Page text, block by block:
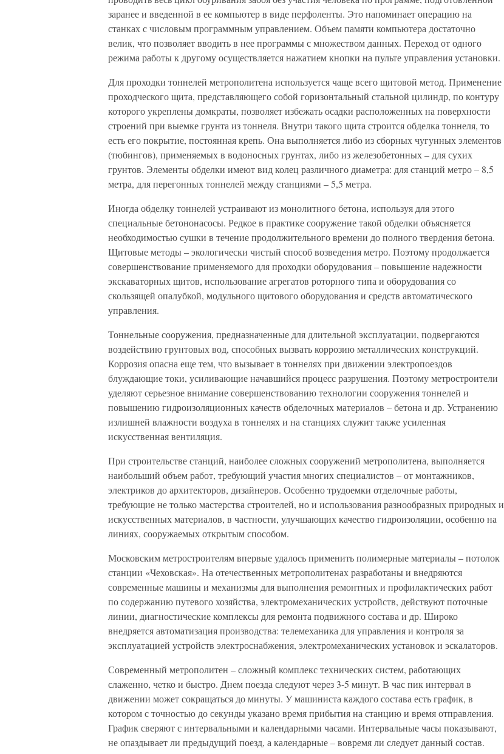
заранее и введенной в ее компьютер в виде перфоленты. Это напоминает операцию на
станках с числовым программным управлением. Объем памяти компьютера достаточно
велик, что позволяет вводить в нее программы с множеством данных. Переход от одного
режима работы к другому осуществляется нажатием кнопки на пульте управления установки.
Для проходки тоннелей метрополитена используется чаще всего щитовой метод. Применение
проходческого щита, представляющего собой горизонтальный стальной цилиндр, по контуру
которого укреплены домкраты, позволяет избежать осадки расположенных на поверхности
строений при выемке грунта из тоннеля. Внутри такого щита строится обделка тоннеля, то
есть его покрытие, постоянная крепь. Она выполняется либо из сборных чугунных элементов
(тюбингов), применяемых в водоносных грунтах, либо из железобетонных – для сухих
грунтов. Элементы обделки имеют вид колец различного диаметра: для станций метро – 8,5
метра, для перегонных тоннелей между станциями – 5,5 метра.
Иногда обделку тоннелей устраивают из монолитного бетона, используя для этого
специальные бетононасосы. Редкое в практике сооружение такой обделки объясняется
необходимостью сушки в течение продолжительного времени до полного твердения бетона.
Щитовые методы – экологически чистый способ возведения метро. Поэтому продолжается
совершенствование применяемого для проходки оборудования – повышение надежности
экскаваторных щитов, использование агрегатов роторного типа и оборудования со
скользящей опалубкой, модульного щитового оборудования и средств автоматического
управления.
Тоннельные сооружения, предназначенные для длительной эксплуатации, подвергаются
воздействию грунтовых вод, способных вызвать коррозию металлических конструкций.
Коррозия опасна еще тем, что вызывает в тоннелях при движении электропоездов
блуждающие токи, усиливающие начавшийся процесс разрушения. Поэтому метростроители
уделяют серьезное внимание совершенствованию технологии сооружения тоннелей и
повышению гидроизоляционных качеств обделочных материалов – бетона и др. Устранению
излишней влажности воздуха в тоннелях и на станциях служит также усиленная
искусственная вентиляция.
При строительстве станций, наиболее сложных сооружений метрополитена, выполняется
наибольший объем работ, требующий участия многих специалистов – от монтажников,
электриков до архитекторов, дизайнеров. Особенно трудоемки отделочные работы,
требующие не только мастерства строителей, но и использования разнообразных природных и
искусственных материалов, в частности, улучшающих качество гидроизоляции, особенно на
линиях, сооружаемых открытым способом.
Московским метростроителям впервые удалось применить полимерные материалы – потолок
станции «Чеховская». На отечественных метрополитенах разработаны и внедряются
современные машины и механизмы для выполнения ремонтных и профилактических работ
по содержанию путевого хозяйства, электромеханических устройств, действуют поточные
линии, диагностические комплексы для ремонта подвижного состава и др. Широко
внедряется автоматизация производства: телемеханика для управления и контроля за
эксплуатацией устройств электроснабжения, электромеханических установок и эскалаторов.
Современный метрополитен – сложный комплекс технических систем, работающих
слаженно, четко и быстро. Днем поезда следуют через 3-5 минут. В час пик интервал в
движении может сокращаться до минуты. У машиниста каждого состава есть график, в
котором с точностью до секунды указано время прибытия на станцию и время отправления.
График сверяют с интервальными и календарными часами. Интервальные часы показывают,
не опаздывает ли предыдущий поезд, а календарные – вовремя ли следует данный состав.